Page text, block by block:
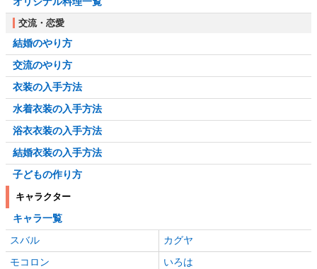
交流・恋愛
結婚のやり方
交流のやり方
衣装の入手方法
水着衣装の入手方法
浴衣衣装の入手方法
結婚衣装の入手方法
子どもの作り方
キャラクター
キャラ一覧
スバル
カグヤ
モコロン
いろは